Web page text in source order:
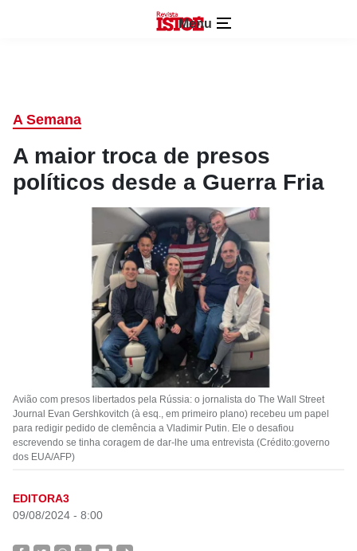
Menu
A Semana
A maior troca de presos
políticos desde a Guerra Fria
Avião com presos libertados pela Rússia: o jornalista do The Wall Street
Journal Evan Gershkovitch (à esq., em primeiro plano) recebeu um papel
para redigir pedido de clemência a Vladimir Putin. Ele o desafiou
escrevendo se tinha coragem de dar-lhe uma entrevista (Crédito:governo
dos EUA/AFP)
EDITORA3
09/08/2024 - 8:00